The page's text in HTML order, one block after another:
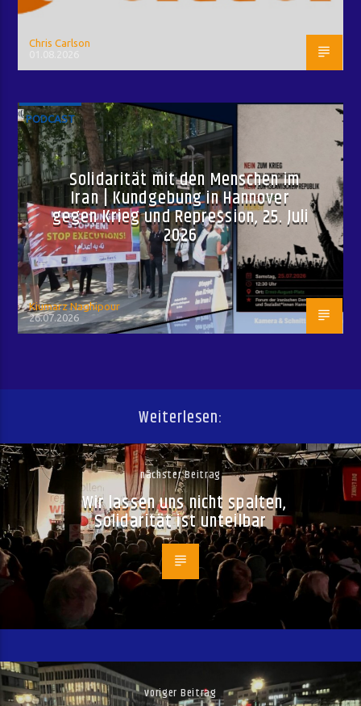
Chris Carlson
PODCAST
Solidarität mit den Menschen im
Iran | Kundgebung in Hannover
gegen Krieg und Repression, 25. Juli
2026
Kiumarz Naghipour
26.07.2026
Weiterlesen:
nächster Beitrag
Wir lassen uns nicht spalten,
Solidarität ist unteilbar
voriger Beitrag